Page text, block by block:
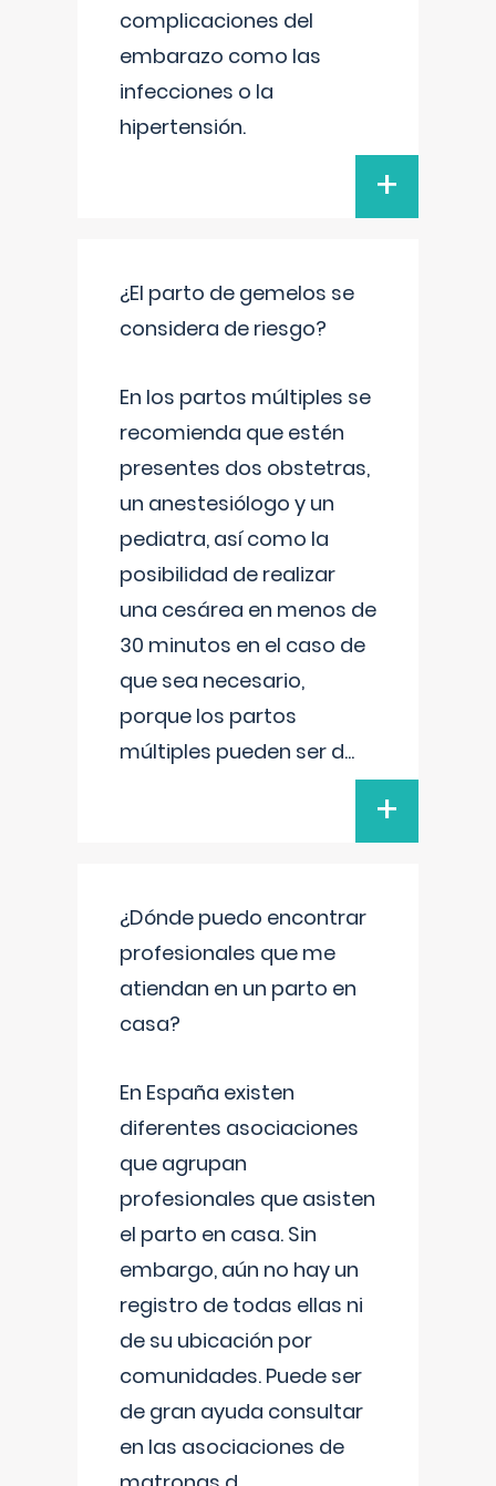
complicaciones del
embarazo como las
infecciones o la
hipertensión.
+
¿El parto de gemelos se
considera de riesgo?
En los partos múltiples se
recomienda que estén
presentes dos obstetras,
un anestesiólogo y un
pediatra, así como la
posibilidad de realizar
una cesárea en menos de
30 minutos en el caso de
que sea necesario,
porque los partos
múltiples pueden ser d...
+
¿Dónde puedo encontrar
profesionales que me
atiendan en un parto en
casa?
En España existen
diferentes asociaciones
que agrupan
profesionales que asisten
el parto en casa. Sin
embargo, aún no hay un
registro de todas ellas ni
de su ubicación por
comunidades. Puede ser
de gran ayuda consultar
en las asociaciones de